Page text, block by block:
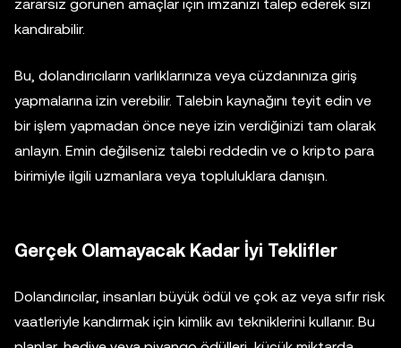
zararsız görünen amaçlar için imzanızı talep ederek sizi
kandırabilir.
Bu, dolandırıcıların varlıklarınıza veya cüzdanınıza giriş
yapmalarına izin verebilir. Talebin kaynağını teyit edin ve
bir işlem yapmadan önce neye izin verdiğinizi tam olarak
anlayın. Emin değilseniz talebi reddedin ve o kripto para
birimiyle ilgili uzmanlara veya topluluklara danışın.
Gerçek Olamayacak Kadar İyi Teklifler
Dolandırıcılar, insanları büyük ödül ve çok az veya sıfır risk
vaatleriyle kandırmak için kimlik avı tekniklerini kullanır. Bu